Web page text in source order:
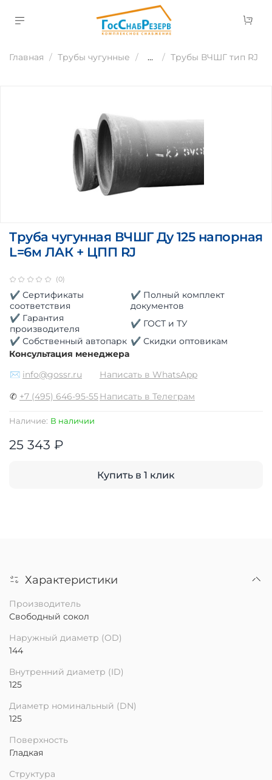
Главная Трубы чугунные ... Трубы ВЧШГ тип RJ
(0)
Наличие: В наличии
Труба чугунная ВЧШГ Ду 125 напорная
L=6м ЛАК + ЦПП RJ
25 343 ₽
Купить в 1 клик
✔ Сертификаты
соответствия
✔ Полный комплект
документов
✔ Гарантия
производителя
✔ ГОСТ и ТУ
✔ Собственный автопарк ✔ Скидки оптовикам
Консультация менеджера
✉ info@gossr.ru
Написать в WhatsApp
✆ +7 (495) 646-95-55Написать в Телеграм
Характеристики
Производитель
Свободный сокол
Наружный диаметр (OD)
144
Внутренний диаметр (ID)
125
Диаметр номинальный (DN)
125
Поверхность
Гладкая
Структура